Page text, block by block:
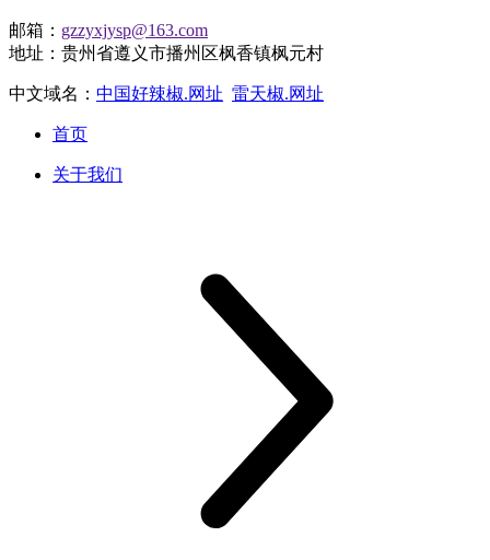
邮箱： gzzyxjysp@163.com
地址：贵州省遵义市播州区枫香镇枫元村
中文域名： 中国好辣椒.网址 雷天椒.网址
首页
关于我们